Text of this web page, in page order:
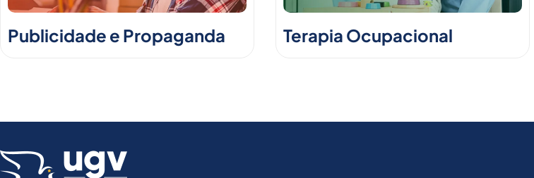
Publicidade e Propaganda Terapia Ocupacional